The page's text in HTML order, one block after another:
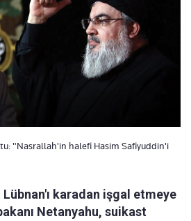
"Nasrallah'in halefi Hasim Safiyuddin'i
karadan işgal etmeye
Netanyahu, suikast